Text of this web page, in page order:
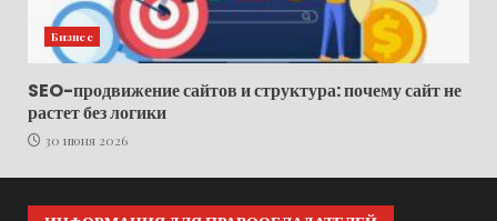
Бизнес
SEO-продвижение сайтов и структура: почему сайт не
растет без логики
30 июня 2026